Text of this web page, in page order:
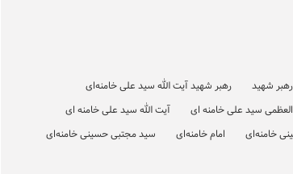
رهبر شهید
رهبر شهید آیت الله سید علی خامنه‌ای
العظمی سید علی خامنه ای
آیت الله سید علی خامنه ای
خامنه‌ای امام خامنه‌ای
سید مجتبی حسینی خامنه‌ای